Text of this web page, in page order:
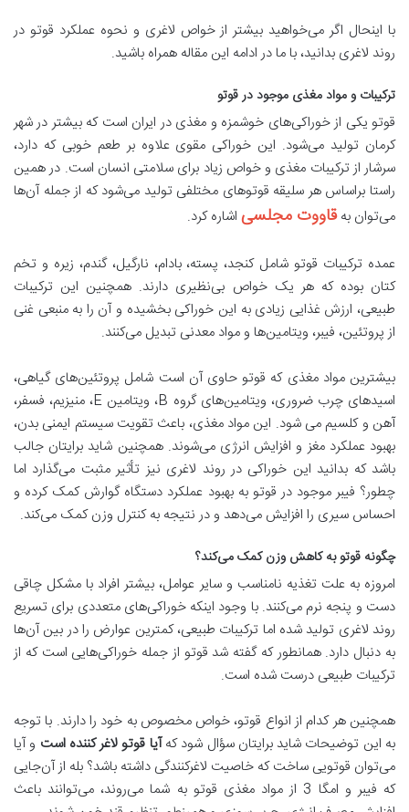
با اینحال اگر می‌خواهید بیشتر از خواص لاغری و نحوه عملکرد قوتو در
روند لاغری بدانید، با ما در ادامه این مقاله همراه باشید.
ترکیبات و مواد مغذی موجود در قوتو
قوتو یکی از خوراکی‌های خوشمزه و مغذی در ایران است که بیشتر در شهر
کرمان تولید می‌شود. این خوراکی مقوی علاوه بر طعم خوبی که دارد،
سرشار از ترکیبات مغذی و خواص زیاد برای سلامتی انسان است. در همین
راستا براساس هر سلیقه قوتوهای مختلفی تولید می‌شود که از جمله آن‌ها
می‌توان بهقاووت مجلسی اشاره کرد.
عمده ترکیبات قوتو شامل کنجد، پسته، بادام، نارگیل، گندم، زیره و تخم
کتان بوده که هر یک خواص بی‌نظیری دارند. همچنین این ترکیبات
طبیعی، ارزش‌ غذایی زیادی به این خوراکی بخشیده و آن را به منبعی غنی
از پروتئین، فیبر، ویتامین‌ها و مواد معدنی تبدیل می‌کنند.
بیشترین مواد مغذی که قوتو حاوی آن است شامل پروتئین‌های گیاهی،
اسیدهای چرب ضروری، ویتامین‌های گروه B، ویتامین E، منیزیم، فسفر،
آهن و کلسیم می ‌شود. این مواد مغذی، باعث تقویت سیستم ایمنی بدن،
بهبود عملکرد مغز و افزایش انرژی می‌شوند. همچنین شاید برایتان جالب
باشد که بدانید این خوراکی در روند لاغری نیز تأثیر مثبت می‌گذارد اما
چطور؟ فیبر موجود در قوتو به بهبود عملکرد دستگاه گوارش کمک کرده و
احساس سیری را افزایش می‌دهد و در نتیجه به کنترل وزن کمک می‌کند.
چگونه قوتو به کاهش وزن کمک می‌کند؟
امروزه به علت تغذیه نامناسب و سایر عوامل، بیشتر افراد با مشکل چاقی
دست و پنجه نرم می‌کنند. با وجود اینکه خوراکی‌های متعددی برای تسریع
روند لاغری تولید شده اما ترکیبات طبیعی، کمترین عوارض را در بین آن‌ها
به دنبال دارد. همانطور که گفته شد قوتو از جمله خوراکی‌هایی است که از
ترکیبات طبیعی درست شده است.
همچنین هر کدام از انواع قوتو، خواص مخصوص به خود را دارند. با توجه
به این توضیحات شاید برایتان سؤال شود کهآیا قوتو لاغر کننده است و آیا
می‌توان قوتویی ساخت که خاصیت لاغرکنندگی داشته باشد؟ بله از آن‌جایی
که فیبر و امگا 3 از مواد مغذی قوتو به شما می‌روند، می‌توانند باعث